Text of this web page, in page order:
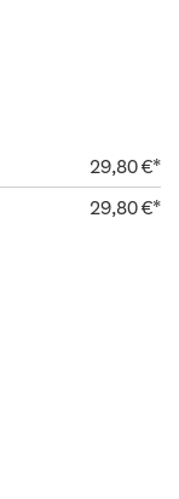
29,80 €*
29,80 €*